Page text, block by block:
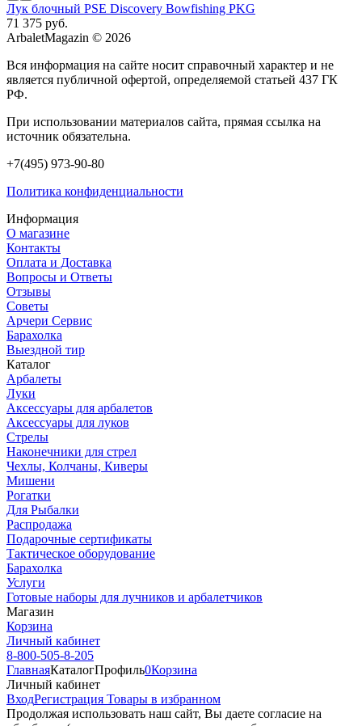
Лук блочный PSE Discovery Bowfishing PKG
71 375 руб.
ArbaletMagazin © 2026
Вся информация на сайте носит справочный характер и не
является публичной офертой, определяемой статьей 437 ГК
РФ.
При использовании материалов сайта, прямая ссылка на
источник обязательна.
+7(495) 973-90-80
Политика конфиденциальности
Информация
О магазине
Контакты
Оплата и Доставка
Вопросы и Ответы
Отзывы
Советы
Арчери Сервис
Барахолка
Выездной тир
Каталог
Арбалеты
Луки
Аксессуары для арбалетов
Аксессуары для луков
Стрелы
Наконечники для стрел
Чехлы, Колчаны, Киверы
Мишени
Рогатки
Для Рыбалки
Распродажа
Подарочные сертификаты
Тактическое оборудование
Барахолка
Услуги
Готовые наборы для лучников и арбалетчиков
Магазин
Корзина
Личный кабинет
8-800-505-8-205
ГлавнаяКаталогПрофиль0Корзина
Личный кабинет
ВходРегистрация Товары в избранном
Продолжая использовать наш cайт, Вы даете согласие на